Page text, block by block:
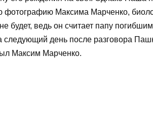
фотографию Максима Марченко,
будет, ведь он считает папу
день после разговора
Максим Марченко.